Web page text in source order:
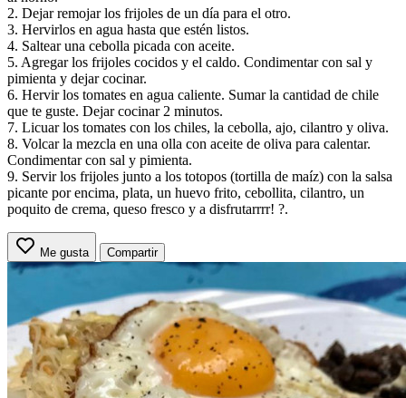
2. Dejar remojar los frijoles de un día para el otro.
3. Hervirlos en agua hasta que estén listos.
4. Saltear una cebolla picada con aceite.
5. Agregar los frijoles cocidos y el caldo. Condimentar con sal y
pimienta y dejar cocinar.
6. Hervir los tomates en agua caliente. Sumar la cantidad de chile
que te guste. Dejar cocinar 2 minutos.
7. Licuar los tomates con los chiles, la cebolla, ajo, cilantro y oliva.
8. Volcar la mezcla en una olla con aceite de oliva para calentar.
Condimentar con sal y pimienta.
9. Servir los frijoles junto a los totopos (tortilla de maíz) con la salsa
picante por encima, plata, un huevo frito, cebollita, cilantro, un
poquito de crema, queso fresco y a disfrutarrrr! ?.
Me gusta Compartir